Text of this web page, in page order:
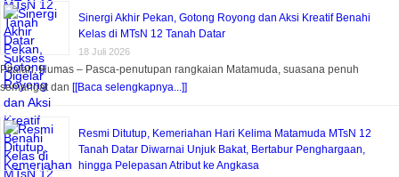
Sinergi Akhir Pekan, Gotong Royong dan Aksi Kreatif Benahi
Kelas di MTsN 12 Tanah Datar
18 Juli 2026
Pitalah, Humas – Pasca-penutupan rangkaian Matamuda, suasana penuh
semangat dan [[Baca selengkapnya...]]
Resmi Ditutup, Kemeriahan Hari Kelima Matamuda MTsN 12
Tanah Datar Diwarnai Unjuk Bakat, Bertabur Penghargaan,
hingga Pelepasan Atribut ke Angkasa